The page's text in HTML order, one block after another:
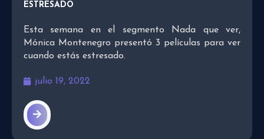
ESTRESADO
Esta semana en el segmento Nada que ver,
Mónica Montenegro presentó 3 películas para ver
cuando estás estresado.
julio 19, 2022